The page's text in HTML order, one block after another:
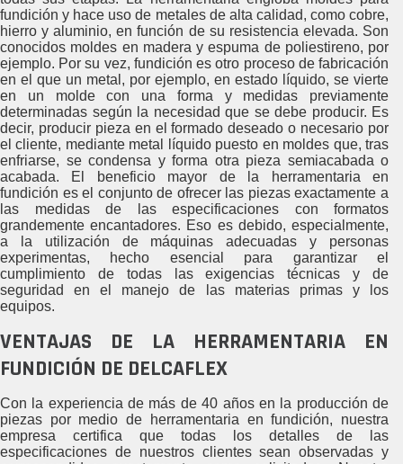
fundición y hace uso de metales de alta calidad, como cobre,
hierro y aluminio, en función de su resistencia elevada. Son
conocidos moldes en madera y espuma de poliestireno, por
ejemplo. Por su vez, fundición es otro proceso de fabricación
en el que un metal, por ejemplo, en estado líquido, se vierte
en un molde con una forma y medidas previamente
determinadas según la necesidad que se debe producir. Es
decir, producir pieza en el formado deseado o necesario por
el cliente, mediante metal líquido puesto en moldes que, tras
enfriarse, se condensa y forma otra pieza semiacabada o
acabada. El beneficio mayor de la herramentaria en
fundición es el conjunto de ofrecer las piezas exactamente a
las medidas de las especificaciones con formatos
grandemente encantadores. Eso es debido, especialmente,
a la utilización de máquinas adecuadas y personas
experimentas, hecho esencial para garantizar el
cumplimiento de todas las exigencias técnicas y de
seguridad en el manejo de las materias primas y los
equipos.
VENTAJAS DE LA HERRAMENTARIA EN
FUNDICIÓN DE DELCAFLEX
Con la experiencia de más de 40 años en la producción de
piezas por medio de herramentaria en fundición, nuestra
empresa certifica que todas los detalles de las
especificaciones de nuestros clientes sean observadas y